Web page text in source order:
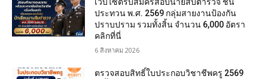
ประทวน พ.ศ. 2569 กลุ่มสายงานป้องกัน
ปราบปราม รวมทั้งสิ้น จำนวน 6,000 อัตรา
คลิกที่นี่
6 สิงหาคม 2026
ตรวจสอบสิทธิ์ใบประกอบวิชาชีพครู 2569